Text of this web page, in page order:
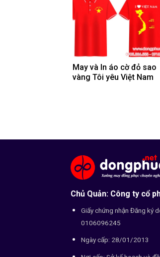
May và In áo cờ đỏ sao
vàng Tôi yêu Việt Nam
Chủ Quản: Công ty cổ
Giấy chứng nhận Đăng ký
0106096245
Ngày cấp: 28/01/2013